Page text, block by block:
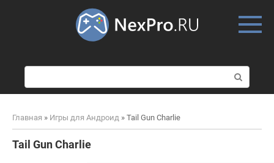
о
и
к
Главная » Игры для Андроид » Tail Gun Charlie
Tail Gun Charlie